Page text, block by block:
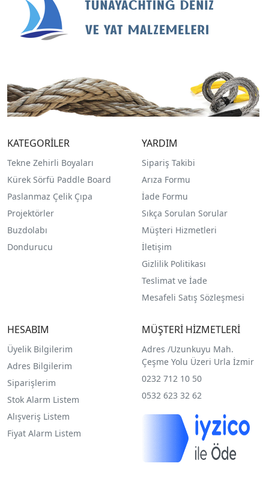
KATEGORİLER
Tekne Zehirli Boyaları
Kürek Sörfü Paddle Board
Paslanmaz Çelik Çıpa
Projektörler
Buzdolabı
Dondurucu
YARDIM
Sipariş Takibi
Arıza Formu
İade Formu
Sıkça Sorulan Sorular
Müşteri Hizmetleri
İletişim
Gizlilik Politikası
Teslimat ve İade
Mesafeli Satış Sözleşmesi
HESABIM
Üyelik Bilgilerim
Adres Bilgilerim
Siparişlerim
Stok Alarm Listem
Alışveriş Listem
Fiyat Alarm Listem
MÜŞTERİ HİZMETLERİ
Adres /Uzunkuyu Mah.
Çeşme Yolu Üzeri Urla İzmir
0232 712 10 50
0532 623 32 62